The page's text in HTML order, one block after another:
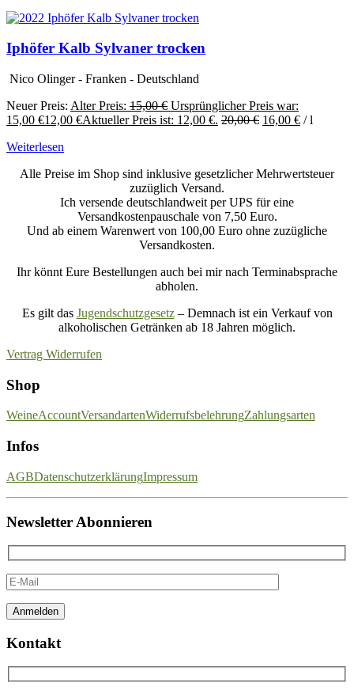
Iphöfer Kalb Sylvaner trocken
Nico Olinger - Franken - Deutschland
Neuer Preis: Alter Preis: 15,00€ Ursprünglicher Preis war:
15,00 €12,00 €Aktueller Preis ist: 12,00 €. 20,00€ 16,00 € /l
Weiterlesen
Alle Preise im Shop sind inklusive gesetzlicher Mehrwertsteuer
zuzüglich Versand.
Ich versende deutschlandweit per UPS für eine
Versandkostenpauschale von 7,50 Euro.
Und ab einem Warenwert von 100,00 Euro ohne zuzügliche
Versandkosten.
Ihr könnt Eure Bestellungen auch bei mir nach Terminabsprache
abholen.
Es gilt das Jugendschutzgesetz– Demnach ist ein Verkauf von
alkoholischen Getränken ab 18 Jahren möglich.
Vertrag Widerrufen
Shop
WeineAccountVersandartenWiderrufsbelehrungZahlungsarten
Infos
AGBDatenschutzerklärungImpressum
Newsletter Abonnieren
Kontakt